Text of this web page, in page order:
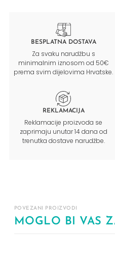
BESPLATNA DOSTAVA
Za svaku narudžbu s
minimalnim iznosom od 50€
prema svim dijelovima Hrvatske.
REKLAMACIJA
Reklamacije proizvoda se
zaprimaju unutar 14 dana od
trenutka dostave narudžbe.
POVEZANI PROIZVODI
MOGLO BI VAS